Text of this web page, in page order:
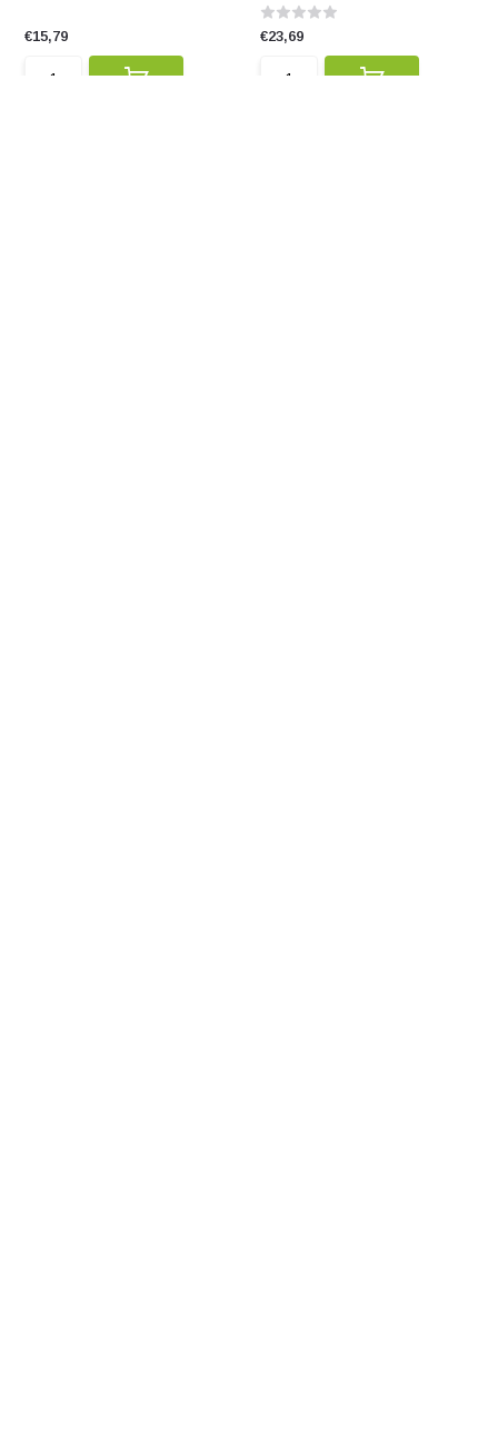
€15,79 €23,69